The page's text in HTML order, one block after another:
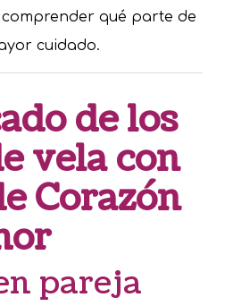
qué parte de
cuidado.
de los
vela con
Corazón
pareja